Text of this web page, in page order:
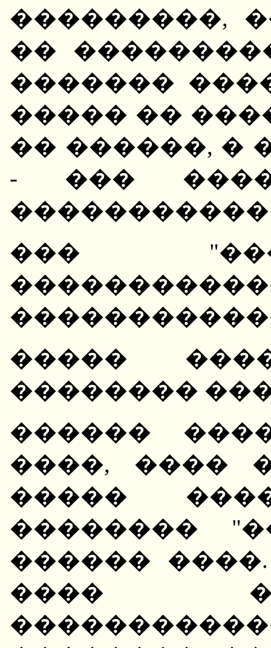
���������,
��
�������
����� ��
�� ������, �
- ���
�����������
���
�����
��������
������
����, ����
�����
��������
������
����